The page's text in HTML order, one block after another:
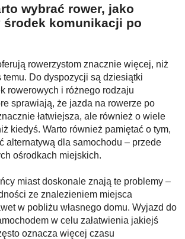
- edukacja nie tylko dla 60plus
pan brat
z prawem
wybrać rower, jako
środek komunikacji po
rowerzystom znacznie więcej, niż
temu. Do dyspozycji są dziesiątki
rowerowych i różnego rodzaju
sprawiają, że jazda na rowerze po
łatwiejsza, ale również o wiele
kiedyś. Warto również pamiętać o tym,
alternatywą dla samochodu – przede
ośrodkach miejskich.
miast doskonale znają te problemy –
ze znalezieniem miejsca
w pobliżu własnego domu. Wyjazd do
w celu załatwienia jakiejś
oznacza więcej czasu